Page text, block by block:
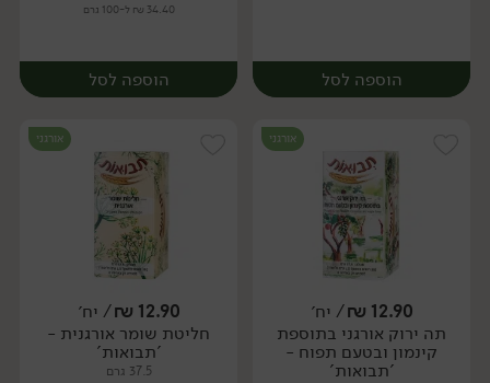
הוספה לסל
יח׳
34.40 ₪ ל-100 גרם
הוספה לסל
יח׳
אורגני
12.90
₪/ יח׳
תה ירוק אורגני בתוספת
קינמון ובטעם תפוח -
'תבואות'
אורגני
12.90
₪/ יח׳
חליטת שומר אורגנית -
'תבואות'
37.5 גרם